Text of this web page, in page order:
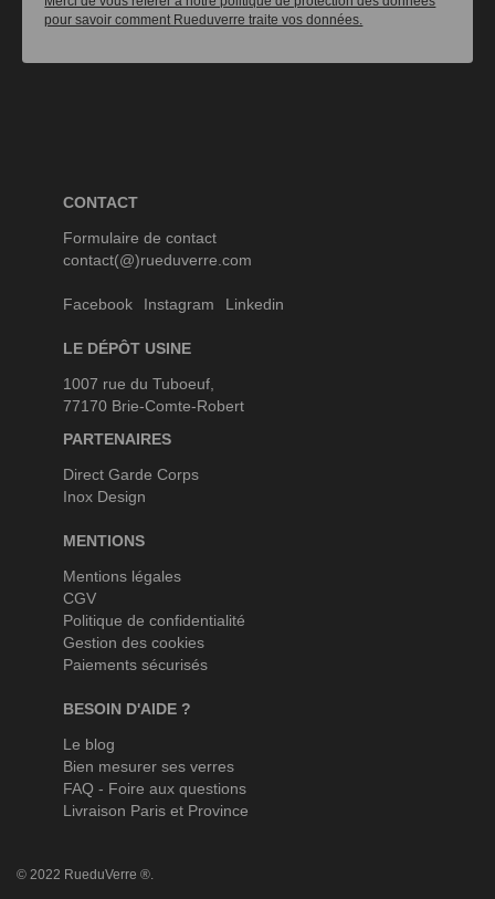
pour savoir comment Rueduverre traite vos données.
CONTACT
Formulaire de contact
contact(@)rueduverre.com
Facebook Instagram Linkedin
LE DÉPÔT USINE
1007 rue du Tuboeuf,
77170 Brie-Comte-Robert
PARTENAIRES
Direct Garde Corps
Inox Design
MENTIONS
Mentions légales
CGV
Politique de confidentialité
Gestion des cookies
Paiements sécurisés
BESOIN D'AIDE ?
Le blog
Bien mesurer ses verres
FAQ - Foire aux questions
Livraison Paris et Province
© 2022 RueduVerre ®.